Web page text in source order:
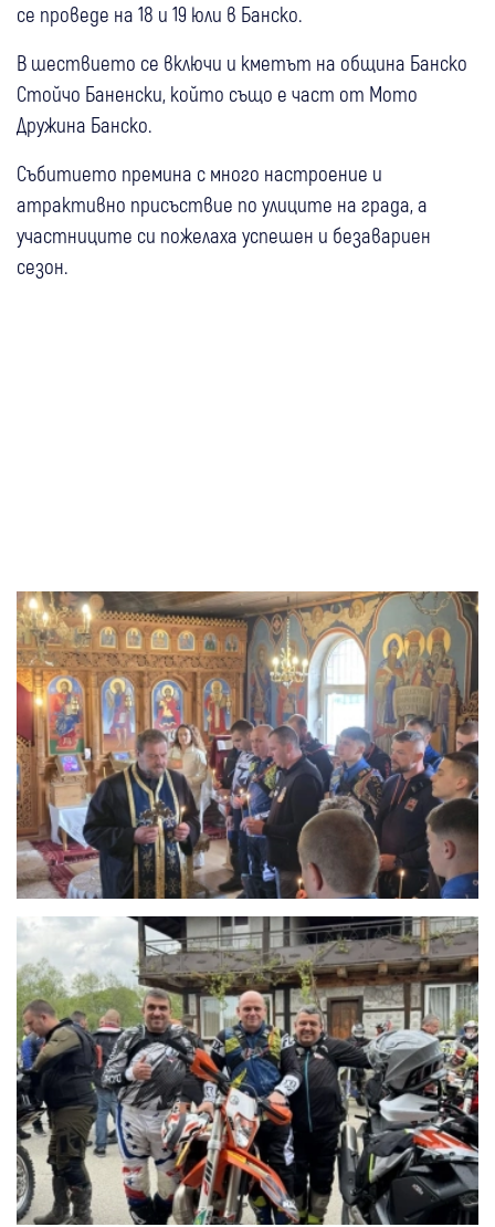
се проведе на 18 и 19 юли в Банско.
В шествието се включи и кметът на община Банско
Стойчо Баненски, който също е част от Мото
Дружина Банско.
Събитието премина с много настроение и
атрактивно присъствие по улиците на града, а
участниците си пожелаха успешен и безавариен
сезон.